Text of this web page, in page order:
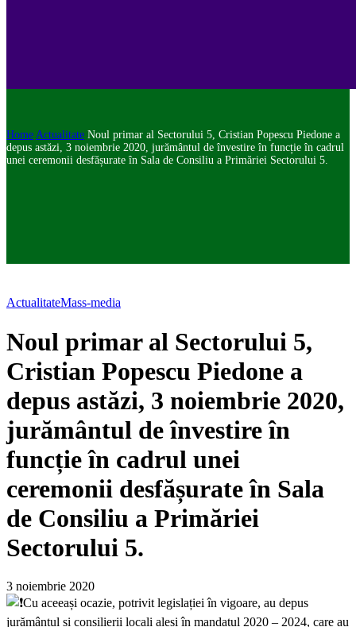
Home Actualitate Noul primar al Sectorului 5, Cristian Popescu Piedone a
depus astăzi, 3 noiembrie 2020, jurământul de învestire în funcție în cadrul
unei ceremonii desfășurate în Sala de Consiliu a Primăriei Sectorului 5.
ActualitateMass-media
Noul primar al Sectorului 5,
Cristian Popescu Piedone a
depus astăzi, 3 noiembrie 2020,
jurământul de învestire în
funcție în cadrul unei
ceremonii desfășurate în Sala
de Consiliu a Primăriei
Sectorului 5.
3 noiembrie 2020
Cu aceeași ocazie, potrivit legislației în vigoare, au depus
jurământul și consilierii locali aleși în mandatul 2020 – 2024, care au